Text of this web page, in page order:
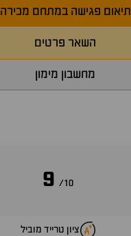
תיאום פגישה במתחם מכירה
השאר פרטים
מחשבון מימון
10/
9
ציון טרייד מוביל